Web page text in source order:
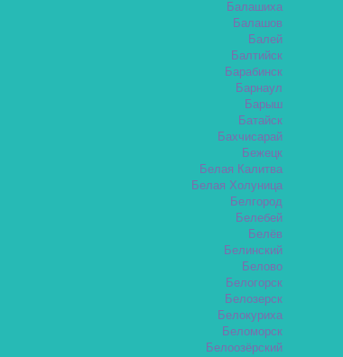
Балашиха
Балашов
Балей
Балтийск
Барабинск
Барнаул
Барыш
Батайск
Бахчисарай
Бежецк
Белая Калитва
Белая Холуница
Белгород
Белебей
Белёв
Белинский
Белово
Белогорск
Белозерск
Белокуриха
Беломорск
Белоозёрский